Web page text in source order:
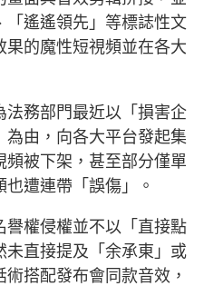
「遙遙領先」等標誌性文
果的魔性短視頻並在各大
法務部門最近以「損害企
為由，向各大平台發起集
頻被下架，甚至部分僅單
遭連帶「誤傷」。
譽權侵權並不以「直接點
未直接提及「余承東」或
術搭配發布會同款音效，